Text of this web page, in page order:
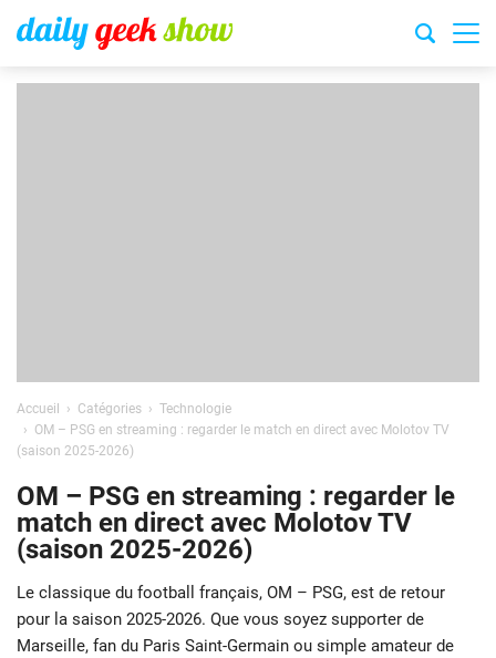
Accueil Catégories
Technologie
OM – PSG en streaming : regarder le match en direct avec Molotov TV
(saison 2025-2026)
OM – PSG en streaming : regarder le
match en direct avec Molotov TV
(saison 2025-2026)
Le classique du football français, OM – PSG, est de retour
pour la saison 2025-2026. Que vous soyez supporter de
Marseille, fan du Paris Saint-Germain ou simple amateur de